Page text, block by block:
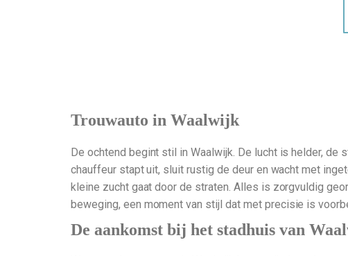
Trouwauto in Waalwijk
De ochtend begint stil in Waalwijk. De lucht is helder,
chauffeur stapt uit, sluit rustig de deur en wacht met
kleine zucht gaat door de straten. Alles is zorgvuldig
beweging, een moment van stijl dat met precisie is
De aankomst bij het stadhuis van